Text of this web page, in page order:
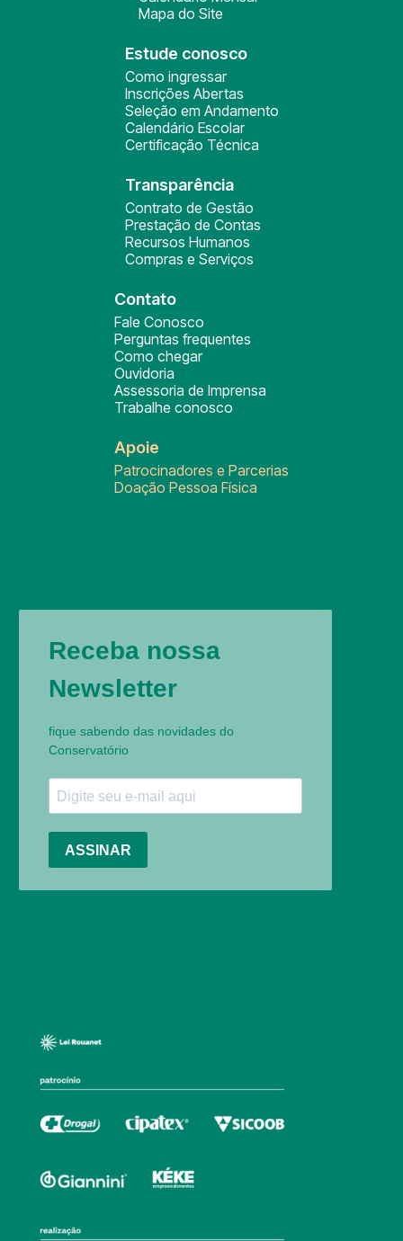
Mapa do Site
Estude conosco
Como ingressar
Inscrições Abertas
Seleção em Andamento
Calendário Escolar
Certificação Técnica
Transparência
Contrato de Gestão
Prestação de Contas
Recursos Humanos
Compras e Serviços
Contato
Fale Conosco
Perguntas frequentes
Como chegar
Ouvidoria
Assessoria de Imprensa
Trabalhe conosco
Apoie
Patrocinadores e Parcerias
Doação Pessoa Física